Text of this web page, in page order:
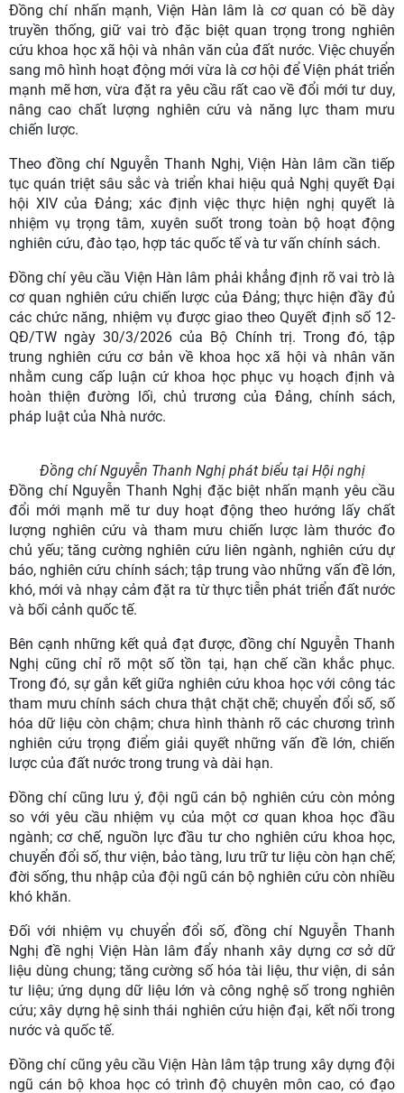
Đồng chí nhấn mạnh, Viện Hàn lâm là cơ quan có bề dày
truyền thống, giữ vai trò đặc biệt quan trọng trong nghiên
cứu khoa học xã hội và nhân văn của đất nước. Việc chuyển
sang mô hình hoạt động mới vừa là cơ hội để Viện phát triển
mạnh mẽ hơn, vừa đặt ra yêu cầu rất cao về đổi mới tư duy,
nâng cao chất lượng nghiên cứu và năng lực tham mưu
chiến lược.
Theo đồng chí Nguyễn Thanh Nghị, Viện Hàn lâm cần tiếp
tục quán triệt sâu sắc và triển khai hiệu quả Nghị quyết Đại
hội XIV của Đảng; xác định việc thực hiện nghị quyết là
nhiệm vụ trọng tâm, xuyên suốt trong toàn bộ hoạt động
nghiên cứu, đào tạo, hợp tác quốc tế và tư vấn chính sách.
Đồng chí yêu cầu Viện Hàn lâm phải khẳng định rõ vai trò là
cơ quan nghiên cứu chiến lược của Đảng; thực hiện đầy đủ
các chức năng, nhiệm vụ được giao theo Quyết định số 12-
QĐ/TW ngày 30/3/2026 của Bộ Chính trị. Trong đó, tập
trung nghiên cứu cơ bản về khoa học xã hội và nhân văn
nhằm cung cấp luận cứ khoa học phục vụ hoạch định và
hoàn thiện đường lối, chủ trương của Đảng, chính sách,
pháp luật của Nhà nước.
Đồng chí Nguyễn Thanh Nghị phát biểu tại Hội nghị
Đồng chí Nguyễn Thanh Nghị đặc biệt nhấn mạnh yêu cầu
đổi mới mạnh mẽ tư duy hoạt động theo hướng lấy chất
lượng nghiên cứu và tham mưu chiến lược làm thước đo
chủ yếu; tăng cường nghiên cứu liên ngành, nghiên cứu dự
báo, nghiên cứu chính sách; tập trung vào những vấn đề lớn,
khó, mới và nhạy cảm đặt ra từ thực tiễn phát triển đất nước
và bối cảnh quốc tế.
Bên cạnh những kết quả đạt được, đồng chí Nguyễn Thanh
Nghị cũng chỉ rõ một số tồn tại, hạn chế cần khắc phục.
Trong đó, sự gắn kết giữa nghiên cứu khoa học với công tác
tham mưu chính sách chưa thật chặt chẽ; chuyển đổi số, số
hóa dữ liệu còn chậm; chưa hình thành rõ các chương trình
nghiên cứu trọng điểm giải quyết những vấn đề lớn, chiến
lược của đất nước trong trung và dài hạn.
Đồng chí cũng lưu ý, đội ngũ cán bộ nghiên cứu còn mỏng
so với yêu cầu nhiệm vụ của một cơ quan khoa học đầu
ngành; cơ chế, nguồn lực đầu tư cho nghiên cứu khoa học,
chuyển đổi số, thư viện, bảo tàng, lưu trữ tư liệu còn hạn chế;
đời sống, thu nhập của đội ngũ cán bộ nghiên cứu còn nhiều
khó khăn.
Đối với nhiệm vụ chuyển đổi số, đồng chí Nguyễn Thanh
Nghị đề nghị Viện Hàn lâm đẩy nhanh xây dựng cơ sở dữ
liệu dùng chung; tăng cường số hóa tài liệu, thư viện, di sản
tư liệu; ứng dụng dữ liệu lớn và công nghệ số trong nghiên
cứu; xây dựng hệ sinh thái nghiên cứu hiện đại, kết nối trong
nước và quốc tế.
Đồng chí cũng yêu cầu Viện Hàn lâm tập trung xây dựng đội
ngũ cán bộ khoa học có trình độ chuyên môn cao, có đạo